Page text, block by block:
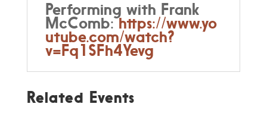
Performing with Frank
McComb:https://www.yo
utube.com/watch?
v=Fq1SFh4Yevg
Related Events